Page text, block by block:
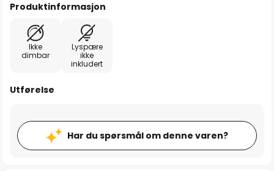
Produktinformasjon
Ikke
dimbar
Lyspære
ikke
inkludert
Utførelse
Har du spørsmål om denne varen?